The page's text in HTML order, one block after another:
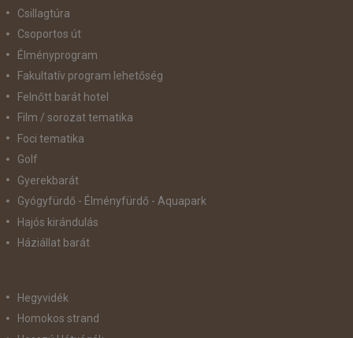
Csillagtúra
Csoportos út
Élményprogram
Fakultatív program lehetőség
Felnőtt barát hotel
Film / sorozat tematika
Foci tematika
Golf
Gyerekbarát
Gyógyfürdő - Élményfürdő - Aquapark
Hajós kirándulás
Háziállat barát
Hegyvidék
Homokos strand